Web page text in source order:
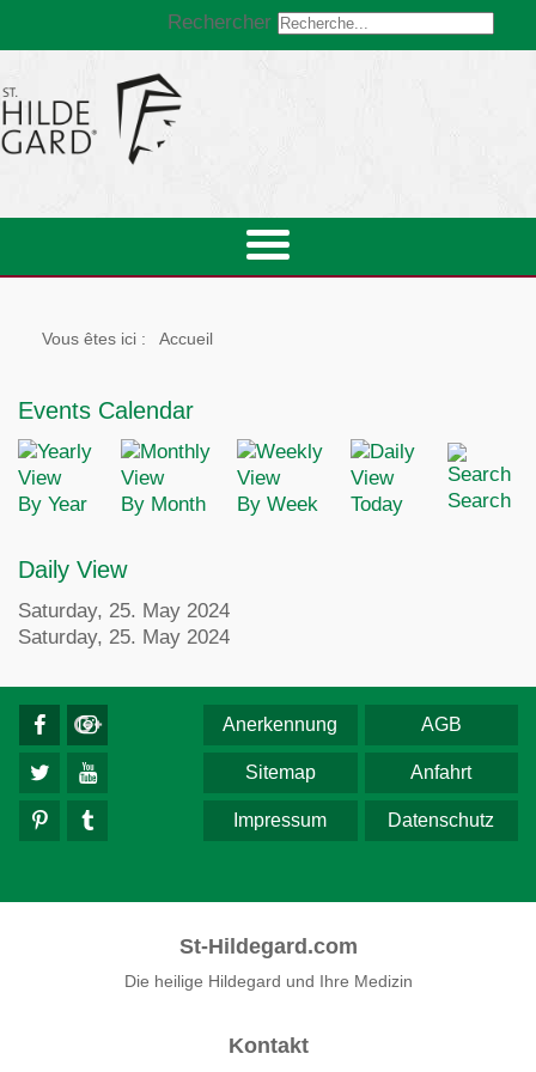
Rechercher
Vous êtes ici : Accueil
Events Calendar
By Year By Month By Week Today Search
Daily View
Saturday, 25. May 2024
Saturday, 25. May 2024
AGB
Anerkennung
Anfahrt
Sitemap
Datenschutz
Impressum
St-Hildegard.com
Die heilige Hildegard und Ihre Medizin
Kontakt